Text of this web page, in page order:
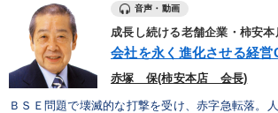
音声・動画
成長し続ける老舗企業・柿安本
会社を永く進化させる経営
赤塚 保(柿安本店 会長)
ＢＳＥ問題で壊滅的な打撃を受け、赤字急転落。